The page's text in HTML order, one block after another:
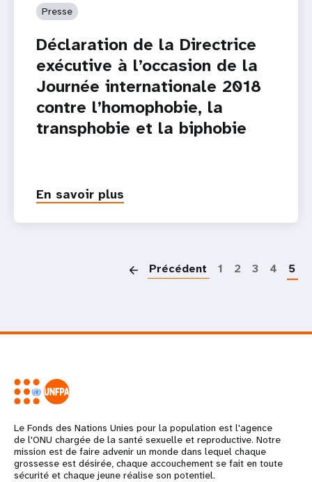
Presse
Déclaration de la Directrice
exécutive à l’occasion de la
Journée internationale 2018
contre l’homophobie, la
transphobie et la biphobie
En savoir plus
Précédent 1 2 3 4 5
Le Fonds des Nations Unies pour la population est l'agence
de l'ONU chargée de la santé sexuelle et reproductive. Notre
mission est de faire advenir un monde dans lequel chaque
grossesse est désirée, chaque accouchement se fait en toute
sécurité et chaque jeune réalise son potentiel.